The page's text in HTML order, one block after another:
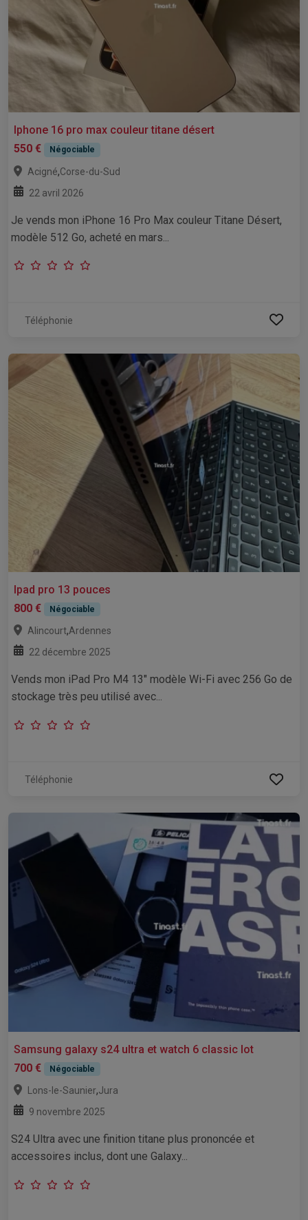
Iphone 16 pro max couleur titane désert
550 €
Négociable
Acigné,Corse-du-Sud
22 avril 2026
Je vends mon iPhone 16 Pro Max couleur Titane Désert,
modèle 512 Go, acheté en mars...
Téléphonie
Ipad pro 13 pouces
800 €
Négociable
Alincourt,Ardennes
22 décembre 2025
Vends mon iPad Pro M4 13" modèle Wi-Fi avec 256 Go de
stockage très peu utilisé avec...
Téléphonie
Samsung galaxy s24 ultra et watch 6 classic lot
700 €
Négociable
Lons-le-Saunier,Jura
9 novembre 2025
S24 Ultra avec une finition titane plus prononcée et
accessoires inclus, dont une Galaxy...